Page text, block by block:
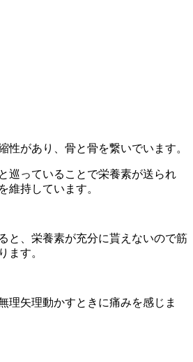
性があり、骨と骨を繋いでいます。
巡っていることで栄養素が送られ
維持しています。
と、栄養素が充分に貰えないので筋
ます。
理矢理動かすときに痛みを感じま